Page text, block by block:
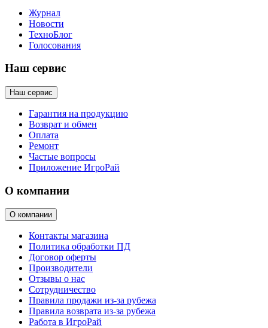
Журнал
Новости
ТехноБлог
Голосования
Наш сервис
Наш сервис
Гарантия на продукцию
Возврат и обмен
Оплата
Ремонт
Частые вопросы
Приложение ИгроРай
О компании
О компании
Контакты магазина
Политика обработки ПД
Договор оферты
Производители
Отзывы о нас
Сотрудничество
Правила продажи из-за рубежа
Правила возврата из-за рубежа
Работа в ИгроРай